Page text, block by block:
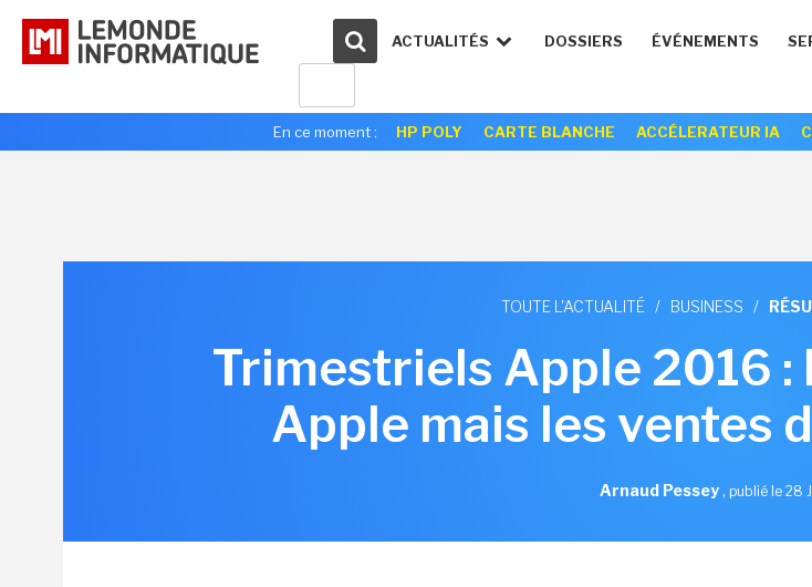
ACTUALITÉS DOSSIERS ÉVÉNEMENTS
En ce moment : HP POLY CARTE BLANCHE ACCÉLERATEUR IA
TOUTE L'ACTUALITÉ / BUSINESS /
Trimestriels Apple 2016
Apple mais les ventes
Arnaud Pessey, publié le 28